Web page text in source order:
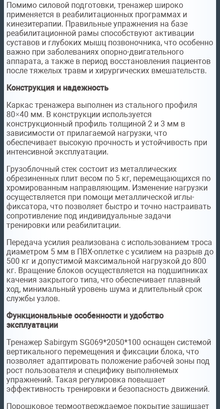
Помимо силовой подготовки, тренажер широко
применяется в реабилитационных программах и
кинезитерапии. Правильные упражнения на базе
реабилитационной рамы способствуют активации
суставов и глубоких мышц позвоночника, что особенно
важно при заболеваниях опорно-двигательного
аппарата, а также в период восстановления пациентов
после тяжелых травм и хирургических вмешательств.
Конструкция и надежность
Каркас тренажера выполнен из стального профиля
80×40 мм. В конструкции используется
конструкционный профиль толщиной 2 и 3 мм в
зависимости от прилагаемой нагрузки, что
обеспечивает высокую прочность и устойчивость при
интенсивной эксплуатации.
Грузоблочный стек состоит из металлических
обрезиненных плит весом по 5 кг, перемещающихся по
хромированным направляющим. Изменение нагрузки
осуществляется при помощи металлической иглы-
фиксатора, что позволяет быстро и точно настраивать
сопротивление под индивидуальные задачи
тренировки или реабилитации.
Передача усилия реализована с использованием троса
диаметром 5 мм в ПВХ-оплетке с усилием на разрыв до
500 кг и допустимой максимальной нагрузкой до 800
кг. Вращение блоков осуществляется на подшипниках
качения закрытого типа, что обеспечивает плавный
ход, минимальный уровень шума и длительный срок
службы узлов.
Функциональные особенности и удобство
эксплуатации
Тренажер Sabirgym SG069*2050*100 оснащен системой
вертикального перемещения и фиксации блока, что
позволяет адаптировать положение рабочей зоны под
рост пользователя и специфику выполняемых
упражнений. Такая регулировка повышает
эффективность тренировки и безопасность движений.
Порошковое термоотверждаемое покрытие защищает